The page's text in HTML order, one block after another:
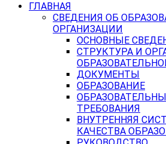
ГЛАВНАЯ
СВЕДЕНИЯ ОБ
ОРГАНИЗАЦИИ
ОСНОВНЫЕ
СТРУКТУРА И
ДОКУМЕНТЫ
ОБРАЗОВАНИЕ
ТРЕБОВАНИЯ
ВНУТРЕННЯЯ
КАЧЕСТВА